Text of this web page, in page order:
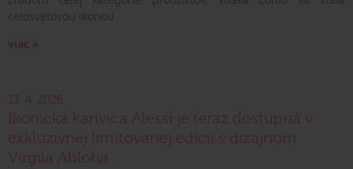
viac »
13. 4. 2026
Ikonická kanvica Alessi je teraz dostupná v
exkluzívnej limitovanej edícii s dizajnom
Virgila Abloha